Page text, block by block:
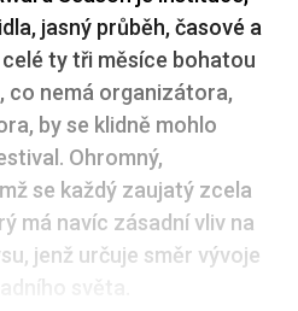
jasný průběh, časové a
ty tři měsíce bohatou
co nemá organizátora,
by se klidně mohlo
Ohromný,
se každý zaujatý zcela
má navíc zásadní vliv na
jenž určuje směr vývoje